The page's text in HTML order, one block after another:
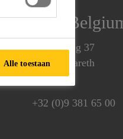
Sika
Venecoweg 37
9810 Nazareth
Belgium
+32 (0)9 381 65 00
Alle toestaan